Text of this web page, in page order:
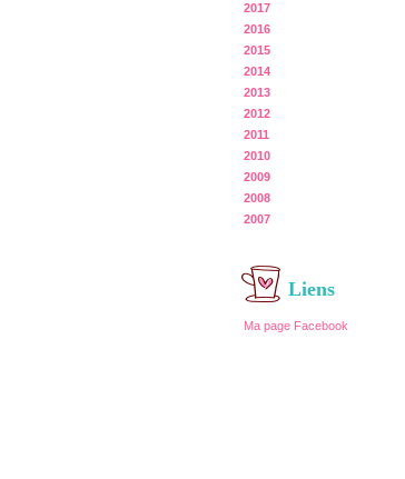
2017
2016
2015
2014
2013
2012
2011
2010
2009
2008
2007
Liens
Ma page Facebook